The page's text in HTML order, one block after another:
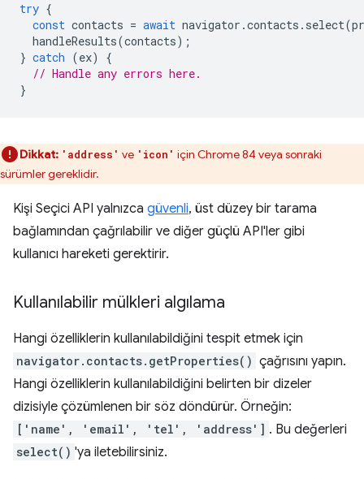
try {
const contacts = await navigator .contacts . select(
handleResults(contacts);
} catch (ex)
{
// Handle any errors here.
}
Dikkat: 'address' ve 'icon' için Chrome 84 veya sonraki
sürümler gereklidir.
Kişi Seçici API yalnızca güvenli, üst düzey bir tarama
bağlamından çağrılabilir ve diğer güçlü API'ler gibi
kullanıcı hareketi gerektirir.
Kullanılabilir mülkleri algılama
Hangi özelliklerin kullanılabildiğini tespit etmek için
navigator.contacts.getProperties() çağrısını yapın.
Hangi özelliklerin kullanılabildiğini belirten bir dizeler
dizisiyle çözümlenen bir söz döndürür. Örneğin:
['name', 'email', 'tel', 'address'] . Bu değerleri
select() 'ya iletebilirsiniz.